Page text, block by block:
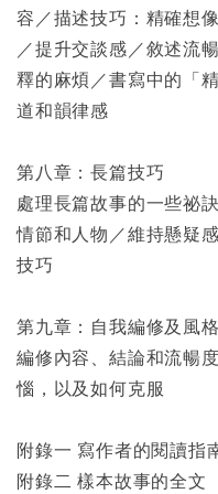
容／描述技巧：精確想
／提升交談感／敘述流
釋的麻煩／書寫中的「
道和韻律感
第八章：長篇技巧
處理長篇故事的一些祕
情節和人物／維持懸疑
技巧
第九章：自我編修及風格
編修內容、結論和流暢
惱，以及如何克服
附錄一 寫作者的閱讀指
附錄二 樣本故事的全文